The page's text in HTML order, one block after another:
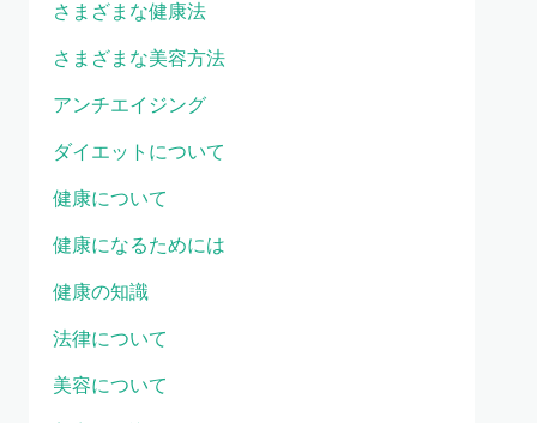
さまざまな健康法
さまざまな美容方法
アンチエイジング
ダイエットについて
健康について
健康になるためには
健康の知識
法律について
美容について